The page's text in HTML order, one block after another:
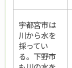
宇都宮市は
川から水を
採ってい
る。下野市